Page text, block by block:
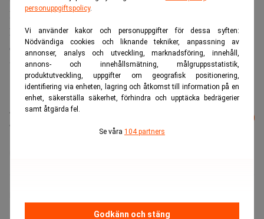
personuppgiftspolicy.
Vi använder kakor och personuppgifter för dessa syften:
Nödvändiga cookies och liknande tekniker, anpassning av
annonser, analys och utveckling, marknadsföring, innehåll,
annons- och innehållsmätning, målgruppsstatistik,
produktutveckling, uppgifter om geografisk positionering,
identifiering via enheten, lagring och åtkomst till information på en
enhet, säkerställa säkerhet, förhindra och upptäcka bedrägerier
samt åtgärda fel.
Se våra 104 partners
Godkänn och stäng
Birka Stockholm och inledde i samband med det
kryssningar till Mariehamn (Åland) och Visby på Gotland.
Och framöver vill man alltså göra det tillsammans med
Viking Line i det nybildade bolaget.
Läs mer från Realtid - vårt nyhetsbrev
är kostnadsfritt: